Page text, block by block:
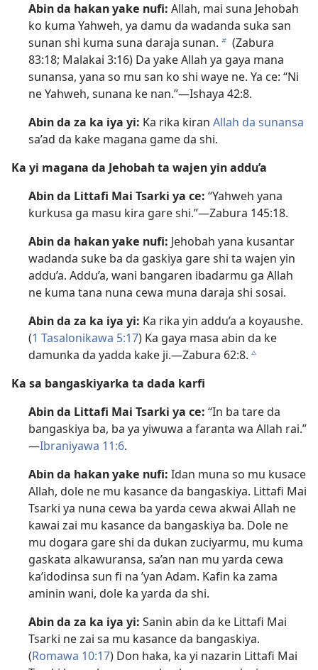
Abin da hakan yake nufi: Allah, mai suna Jehobah
ko kuma Yahweh, ya damu da wadanda suka san
sunan shi kuma suna daraja sunan. b (Zabura
83:18; Malakai 3:16) Da yake Allah ya gaya mana
sunansa, yana so mu san ko shi waye ne. Ya ce: “Ni
ne Yahweh, sunana ke nan.”​—Ishaya 42:8.
Abin da za ka iya yi: Ka rika kiran Allah da sunansa
sa’ad da kake magana game da shi.
Ka yi magana da Jehobah ta wajen yin addu’a
Abin da Littafi Mai Tsarki ya ce: “Yahweh yana
kurkusa ga masu kira gare shi.”​—Zabura 145:18.
Abin da hakan yake nufi: Jehobah yana kusantar
wadanda suke ba da gaskiya gare shi ta wajen yin
addu’a. Addu’a, wani bangaren ibadarmu ga Allah
ne kuma tana nuna cewa muna daraja shi sosai.
Abin da za ka iya yi: Ka rika yin addu’a a koyaushe.
(1 Tasalonikawa 5:17) Ka gaya masa abin da ke
damunka da yadda kake ji.​—Zabura 62:8. c
Ka sa bangaskiyarka ta dada karfi
Abin da Littafi Mai Tsarki ya ce: “In ba tare da
bangaskiya ba, ba ya yiwuwa a faranta wa Allah rai.”​
—Ibraniyawa 11:6.
Abin da hakan yake nufi: Idan muna so mu kusace
Allah, dole ne mu kasance da bangaskiya. Littafi Mai
Tsarki ya nuna cewa ba yarda cewa akwai Allah ne
kawai zai mu kasance da bangaskiya ba. Dole ne
mu dogara gare shi da dukan zuciyarmu, mu kuma
gaskata alkawuransa, sa’an nan mu yarda cewa
ka’idodinsa sun fi na ’yan Adam. Kafin ka zama
aminin wani, dole ka yarda da shi.
Abin da za ka iya yi: Sanin abin da ke Littafi Mai
Tsarki ne zai sa mu kasance da bangaskiya.
(Romawa 10:17) Don haka, ka yi nazarin Littafi Mai